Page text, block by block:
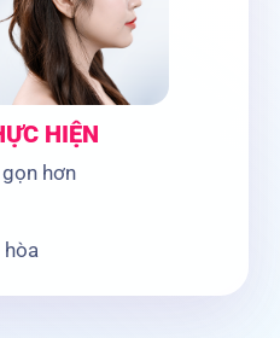
HIỆN
hơn